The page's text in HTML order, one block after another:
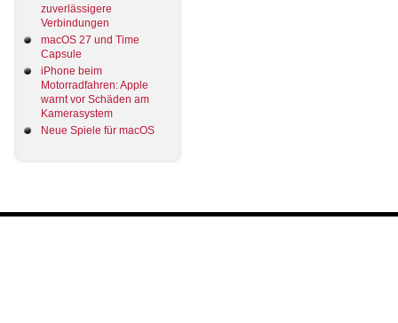
zuverlässigere
Verbindungen
macOS 27 und Time
Capsule
iPhone beim
Motorradfahren: Apple
warnt vor Schäden am
Kamerasystem
Neue Spiele für macOS